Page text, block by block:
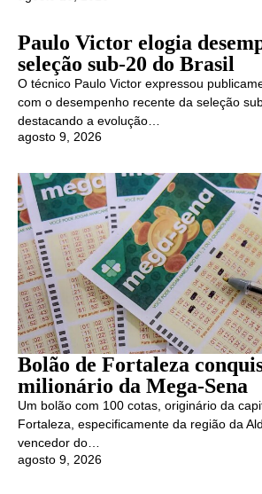
Paulo Victor elogia
seleção sub-20 do Brasil
O técnico Paulo Victor expressou
com o desempenho recente da seleção
destacando a evolução…
agosto 9, 2026
Bolão de Fortaleza
milionário da Mega-Sena
Um bolão com 100 cotas, originário da
Fortaleza, especificamente da região da
vencedor do…
agosto 9, 2026